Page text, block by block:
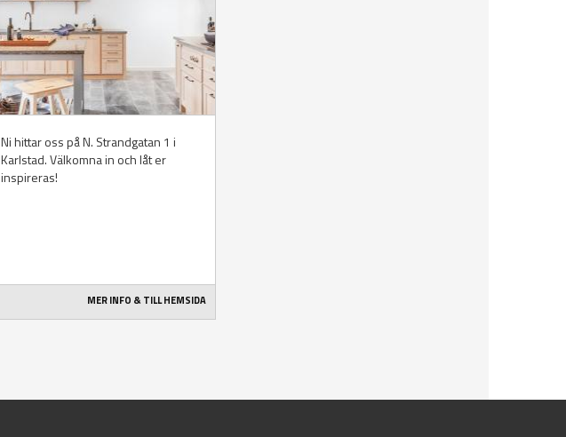
Ni hittar oss på N. Strandgatan 1 i
Karlstad. Välkomna in och låt er
inspireras!
MER INFO & TILL HEMSIDA